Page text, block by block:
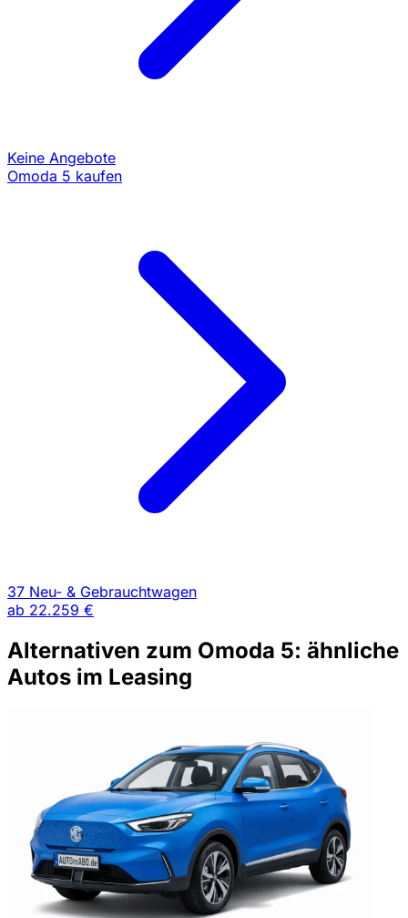
Keine Angebote
Omoda 5 kaufen
37 Neu- & Gebrauchtwagen
ab 22.259 €
Alternativen zum Omoda 5: ähnliche
Autos im Leasing